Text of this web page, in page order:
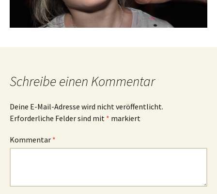
Schreibe einen Kommentar
Deine E-Mail-Adresse wird nicht veröffentlicht.
Erforderliche Felder sind mit * markiert
Kommentar *